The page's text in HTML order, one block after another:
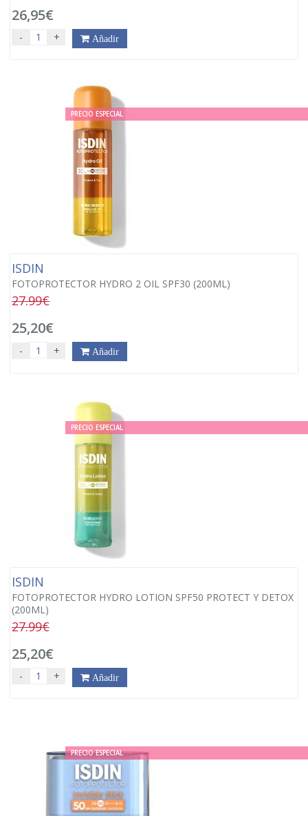
26,95€
- + Añadir
PRECIO ESPECIAL
ISDIN
FOTOPROTECTOR HYDRO 2 OIL SPF30 (200ML)
27.99€
25,20€
- + Añadir
PRECIO ESPECIAL
ISDIN
FOTOPROTECTOR HYDRO LOTION SPF50 PROTECT Y DETOX
(200ML)
27.99€
25,20€
- + Añadir
PRECIO ESPECIAL